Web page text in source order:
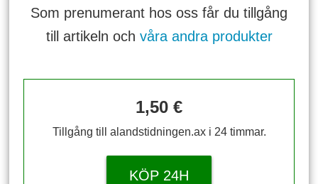
Som prenumerant hos oss får du tillgång
till artikeln och våra andra produkter
1,50 €
Tillgång till alandstidningen.ax i 24 timmar.
KÖP 24H